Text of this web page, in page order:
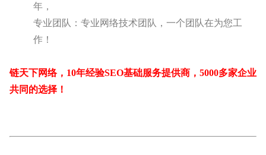
年，
专业团队：专业网络技术团队，一个团队在为您工
作！
链天下网络，10年经验SEO基础服务提供商，5000多家企业
共同的选择！